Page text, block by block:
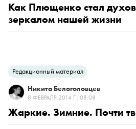
Как Плющенко стал
зеркалом нашей жизни
Редакционный материал
Никита Белоголовцев
8 ФЕВРАЛЯ 2014 Г., 08:08
Жаркие. Зимние. Почти